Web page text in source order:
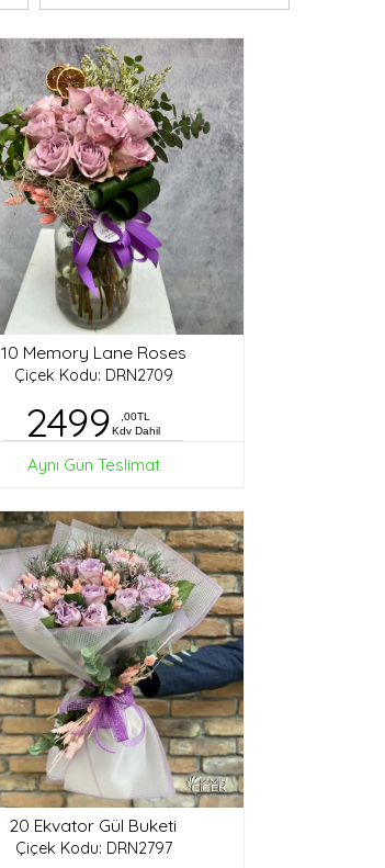
10 Memory Lane Roses
Çiçek Kodu: DRN2709
2499
,00TL
Kdv Dahil
Aynı Gün Teslimat
20 Ekvator Gül Buketi
Çiçek Kodu: DRN2797